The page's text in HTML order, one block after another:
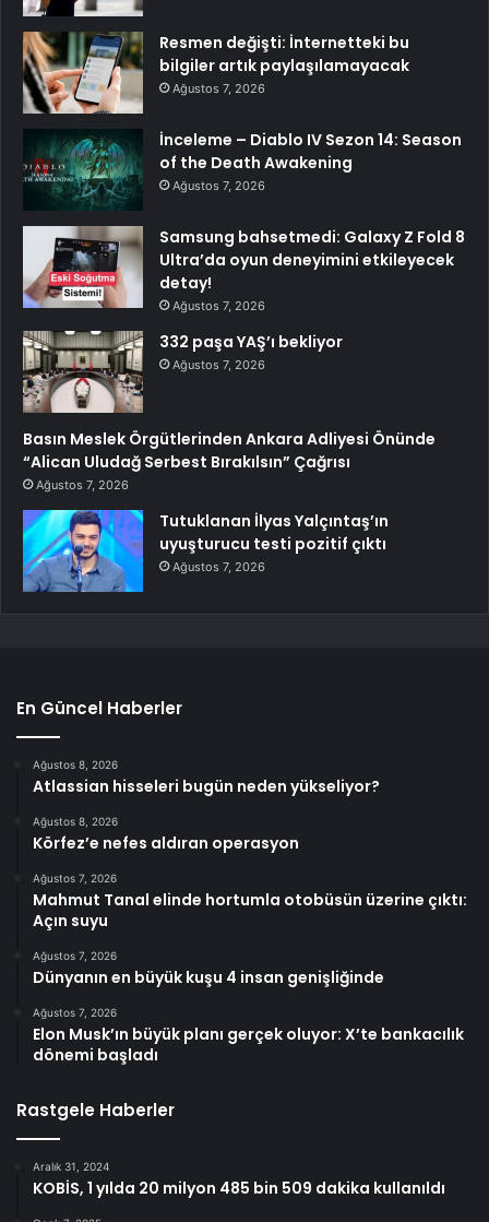
Resmen değişti: İnternetteki bu
bilgiler artık paylaşılamayacak
Ağustos 7, 2026
İnceleme – Diablo IV Sezon 14: Season
of the Death Awakening
Ağustos 7, 2026
Samsung bahsetmedi: Galaxy Z Fold 8
Ultra’da oyun deneyimini etkileyecek
detay!
Ağustos 7, 2026
332 paşa YAŞ’ı bekliyor
Ağustos 7, 2026
Basın Meslek Örgütlerinden Ankara Adliyesi Önünde
“Alican Uludağ Serbest Bırakılsın” Çağrısı
Ağustos 7, 2026
Tutuklanan İlyas Yalçıntaş’ın
uyuşturucu testi pozitif çıktı
Ağustos 7, 2026
En Güncel Haberler
Ağustos 8, 2026
Atlassian hisseleri bugün neden yükseliyor?
Ağustos 8, 2026
Körfez’e nefes aldıran operasyon
Ağustos 7, 2026
Mahmut Tanal elinde hortumla otobüsün üzerine çıktı:
Açın suyu
Ağustos 7, 2026
Dünyanın en büyük kuşu 4 insan genişliğinde
Ağustos 7, 2026
Elon Musk’ın büyük planı gerçek oluyor: X’te bankacılık
dönemi başladı
Rastgele Haberler
Aralık 31, 2024
KOBİS, 1 yılda 20 milyon 485 bin 509 dakika kullanıldı